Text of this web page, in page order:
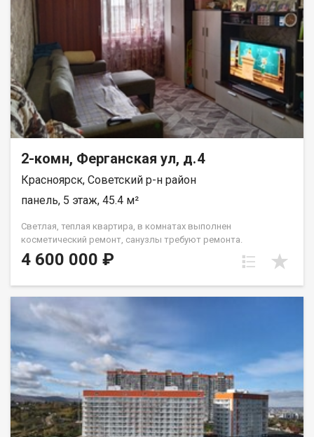
2-комн, Ферганская ул, д.4
Красноярск, Советский р-н район
панель, 5 этаж, 45.4 м²
Светлая, теплая квартира, в комнатах выполнен
косметический ремонт, санузлы требуют ремонта.
Установлены окна ПВХ, балкон остеклен ( дерево). Проход на
этаж закрывается. Дом газифицирован! Район с развитой
культуры и спорта Металлургов, магазины, торговый
комплекс Роща, парк "Гвардейский", набережная "Зеленый
берег". Без проблем можно уехать в любую точку города.
Документы полностью готовы к продаже, долгов и
обременений на квартире нет! Торг возможен! Чистая
продажа.
4 600 000 ₽